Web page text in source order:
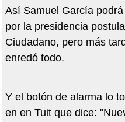
Así Samuel García
por la presidencia
Ciudadano, pero más
enredó todo.
Y el botón de alarma lo
en en Tuit que dice: